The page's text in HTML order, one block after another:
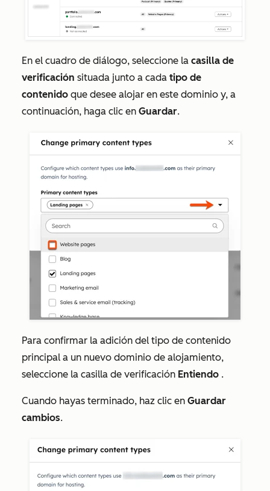
En el cuadro de diálogo, seleccione la casilla de
verificación situada junto a cada tipo de
contenido que desee alojar en este dominio y, a
continuación, haga clic en Guardar.
Para confirmar la adición del tipo de contenido
principal a un nuevo dominio de alojamiento,
seleccione la casilla de verificación Entiendo .
Cuando hayas terminado, haz clic en Guardar
cambios.